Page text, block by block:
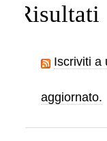
Iscriviti a un
aggiornato.